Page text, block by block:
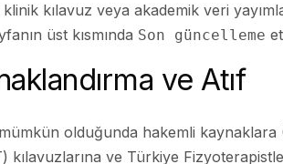
kılavuz veya akademik veri
üst kısmında Son güncelleme
ve Atıf
olduğunda hakemli
kılavuzlarına ve Türkiye